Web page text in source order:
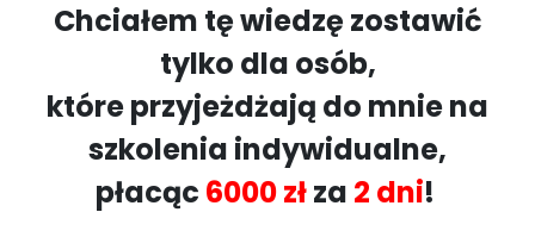
Chciałem tę wiedzę zostawić
tylko dla osób,
które przyjeżdżają do mnie na
szkolenia indywidualne,
płacąc 6000 złza 2 dni!